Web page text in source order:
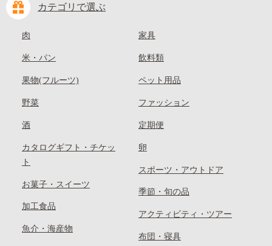
カテゴリで選ぶ
肉
米・パン
果物(フルーツ)
野菜
酒
カタログギフト・チケッ
ト
お菓子・スイーツ
加工食品
魚介・海産物
家具
飲料類
ペット用品
ファッション
定期便
卵
スポーツ・アウトドア
季節・旬の品
アクティビティ・ツアー
布団・寝具